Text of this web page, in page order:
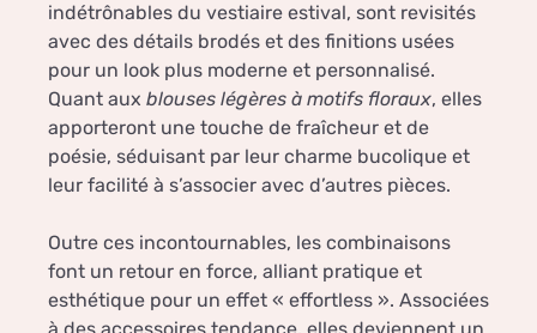
indétrônables du vestiaire estival, sont revisités
avec des détails brodés et des finitions usées
pour un look plus moderne et personnalisé.
Quant aux blouses légères à motifs floraux, elles
apporteront une touche de fraîcheur et de
poésie, séduisant par leur charme bucolique et
leur facilité à s’associer avec d’autres pièces.
Outre ces incontournables, les combinaisons
font un retour en force, alliant pratique et
esthétique pour un effet « effortless ». Associées